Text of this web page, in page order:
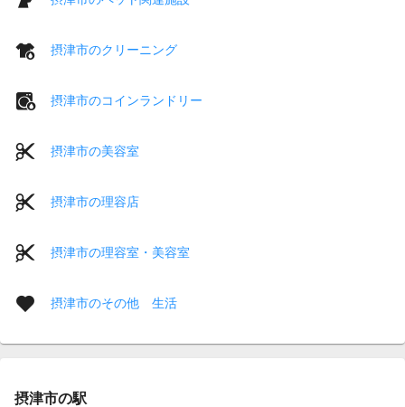
摂津市のクリーニング
摂津市のコインランドリー
摂津市の美容室
摂津市の理容店
摂津市の理容室・美容室
摂津市のその他 生活
摂津市の駅